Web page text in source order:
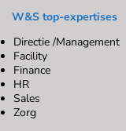
W&S top-expertises
Directie /Management
Facility
Finance
HR
Sales
Zorg